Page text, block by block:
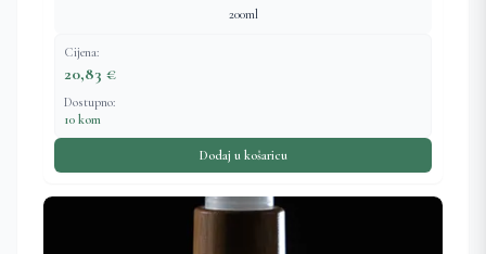
200ml
Cijena:
20,83 €
Dostupno:
10 kom
Dodaj u košaricu